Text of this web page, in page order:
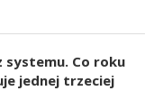
systemu. Co roku
jednej trzeciej